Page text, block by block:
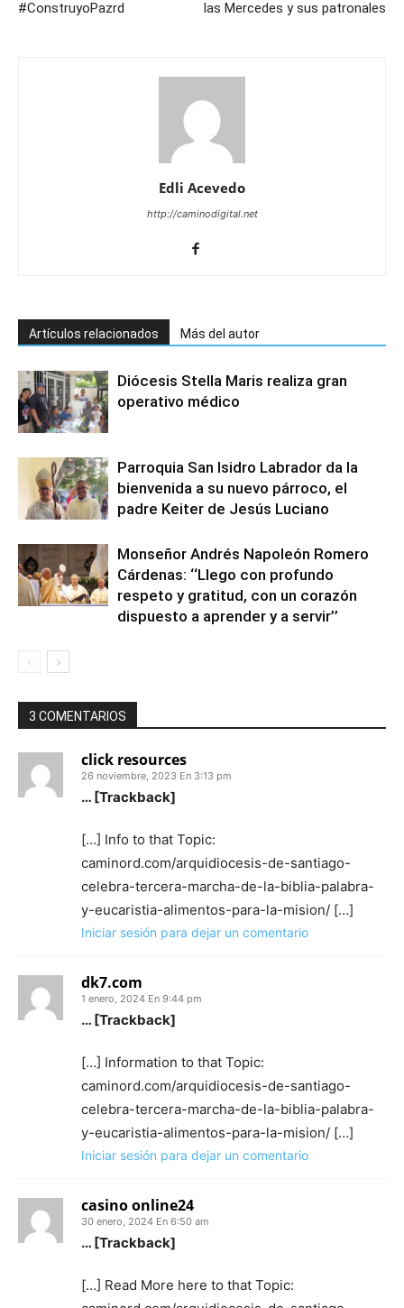
#ConstruyoPazrd las Mercedes y sus patronales
Edli Acevedo
http://caminodigital.net
Artículos relacionados Más del autor
Diócesis Stella Maris realiza gran
operativo médico
Parroquia San Isidro Labrador da la
bienvenida a su nuevo párroco, el
padre Keiter de Jesús Luciano
Monseñor Andrés Napoleón Romero
Cárdenas: ‘‘Llego con profundo
respeto y gratitud, con un corazón
dispuesto a aprender y a servir’’
3 COMENTARIOS
click resources
26 noviembre, 2023 En 3:13 pm
… [Trackback]
[…] Info to that Topic:
caminord.com/arquidiocesis-de-santiago-
celebra-tercera-marcha-de-la-biblia-palabra-
y-eucaristia-alimentos-para-la-mision/ […]
Iniciar sesión para dejar un comentario
dk7.com
1 enero, 2024 En 9:44 pm
… [Trackback]
[…] Information to that Topic:
caminord.com/arquidiocesis-de-santiago-
celebra-tercera-marcha-de-la-biblia-palabra-
y-eucaristia-alimentos-para-la-mision/ […]
Iniciar sesión para dejar un comentario
casino online24
30 enero, 2024 En 6:50 am
… [Trackback]
[…] Read More here to that Topic: